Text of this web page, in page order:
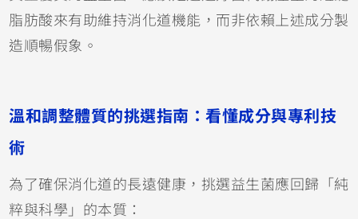
脂肪酸來有助維持消化道機能，而非依賴上述成分製
造順暢假象。
溫和調整體質的挑選指南：看懂成分與專利技
術
為了確保消化道的長遠健康，挑選益生菌應回歸「純
粹與科學」的本質：